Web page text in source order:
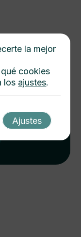
alcance de un
la mejor
cookies
los ajustes.
Ajustes